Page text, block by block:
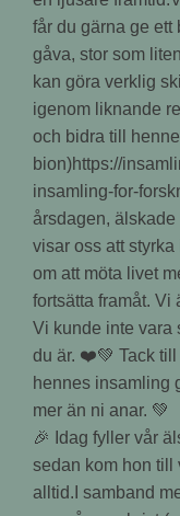
🎉 Idag fyller vår
sedan kom hon till
alltid.I samband